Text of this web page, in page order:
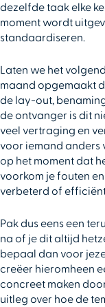
dezelfde taak elke
moment wordt
standaardiseren.
Laten we het
maand opgemaakt
de lay-out,
de ontvanger is dit
veel vertraging en
voor iemand anders
op het moment dat
voorkom je fouten
verbeterd of
Pak dus eens een
na of je dit altijd
bepaal dan voor
creëer hieromheen
concreet maken
uitleg over hoe de